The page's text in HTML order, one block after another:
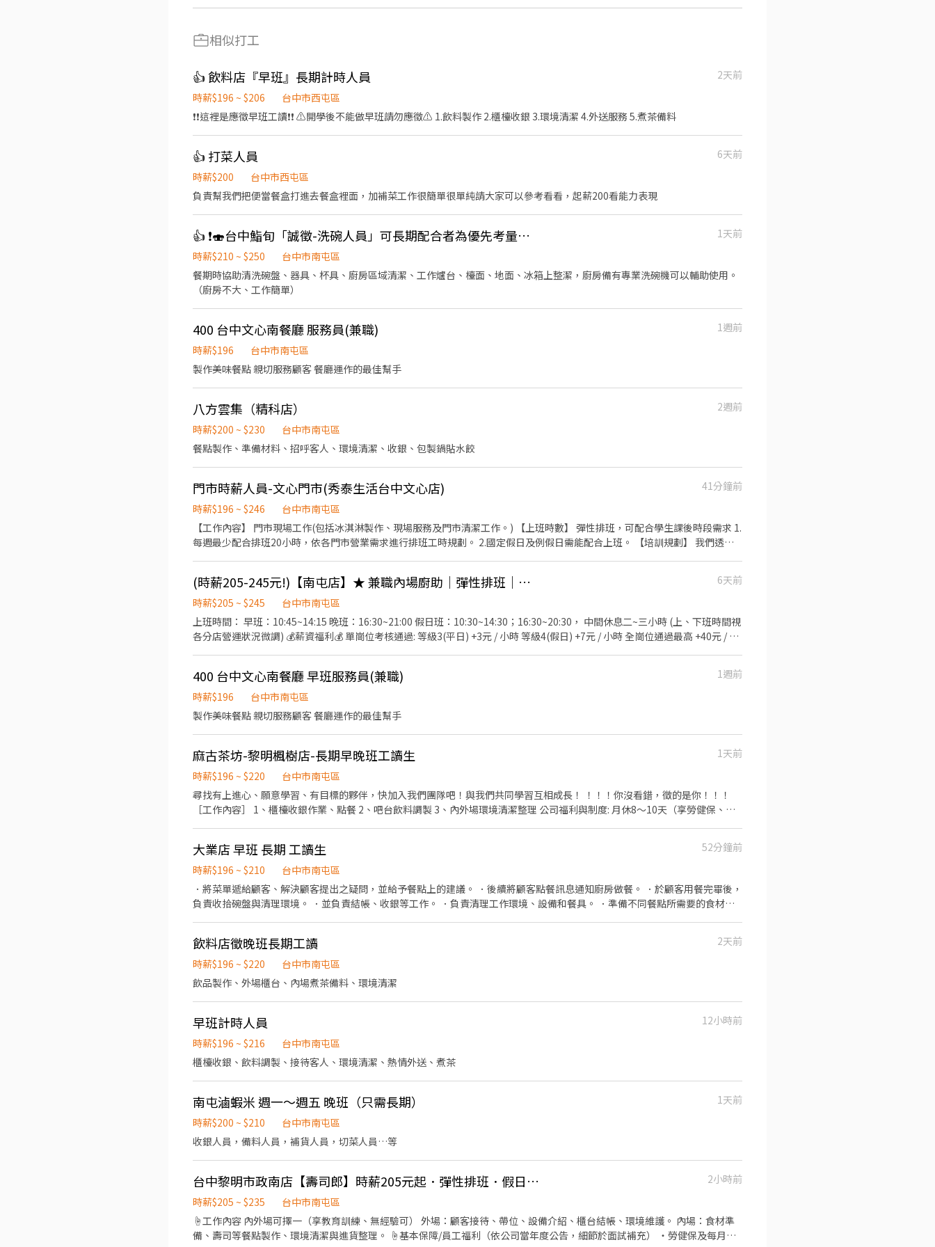
相似打工
👍 飲料店『早班』長期計時人員
2天前
時薪$196 ~ $206
台中市西屯區
❗️❗️這裡是應徵早班工讀❗️❗️ ⚠️開學後不能做早班請勿應徵⚠️ 1.飲料製作 2.櫃檯收銀 3.環境清潔 4.外送服務 5.煮茶備料
👍 打菜人員
6天前
時薪$200
台中市西屯區
負責幫我們把便當餐盒打進去餐盒裡面，加補菜工作很簡單很單純請大家可以參考看看，起薪200看能力表現
👍 ❗️🍣台中鮨旬「誠徵-洗碗人員」可長期配合者為優先考量。（週日、週一店休）
1天前
時薪$210 ~ $250
台中市南屯區
餐期時協助清洗碗盤、器具、杯具、廚房區域清潔、工作爐台、檯面、地面、冰箱上整潔，廚房備有專業洗碗機可以輔助使用。
（廚房不大、工作簡單）
400 台中文心南餐廳 服務員(兼職)
1週前
時薪$196
台中市南屯區
製作美味餐點 親切服務顧客 餐廳運作的最佳幫手
八方雲集（精科店）
2週前
時薪$200 ~ $230
台中市南屯區
餐點製作、準備材料、招呼客人、環境清潔、收銀、包製鍋貼水餃
門市時薪人員-文心門市(秀泰生活台中文心店)
41分鐘前
時薪$196 ~ $246
台中市南屯區
【工作內容】 門市現場工作(包括冰淇淋製作、現場服務及門市清潔工作。) 【上班時數】 彈性排班，可配合學生課後時段需求 1.
每週最少配合排班20小時，依各門市營業需求進行排班工時規劃。 2.國定假日及例假日需能配合上班。 【培訓規劃】 我們透過
保險、退休金提撥6% 2.休假制度：特休假、育嬰假、陪產假、家庭照顧假、生理假等等 3.健康相關：年度員工健檢(不含新進人
員體檢) 4.其他：上班免費享用冰淇淋、員工折扣、生日福利、三節禮金(品)、福委會福利
(時薪205-245元!)【南屯店】★ 兼職內場廚助｜彈性排班｜無經驗可｜復職同仁、寒暑假打工
6天前
時薪$205 ~ $245
台中市南屯區
上班時間： 早班：10:45~14:15 晚班：16:30~21:00 假日班：10:30~14:30；16:30~20:30， 中間休息二~三小時 (上、下班時間視
各分店營運狀況微調) 💰薪資福利💰 單崗位考核通過: 等級3(平日) +3元 / 小時 等級4(假日) +7元 / 小時 全崗位通過最高 +40元 / 小
備料：餐點備製、材料備製、出餐。 三台：煎烤炸物餐點製作、肉品食材處理及擺盤、小菜食材處裡、出餐。 丼飯：丼飯餐點處
理及擺盤、配料食材處裡、出餐。 炸牛排：炸牛排餐點處理及擺盤、牛肉處理、出餐。 福利制度： 1.上班供餐 2.員工&親友用餐
優惠 3.崗位加給
400 台中文心南餐廳 早班服務員(兼職)
1週前
時薪$196
台中市南屯區
製作美味餐點 親切服務顧客 餐廳運作的最佳幫手
麻古茶坊-黎明楓樹店-長期早晚班工讀生
1天前
時薪$196 ~ $220
台中市南屯區
尋找有上進心、願意學習、有目標的夥伴，快加入我們團隊吧！與我們共同學習互相成長！ ！！！你沒看錯，徵的是你！！！
［工作內容］ 1、櫃檯收銀作業、點餐 2、吧台飲料調製 3、內外場環境清潔整理 公司福利與制度: 月休8～10天（享勞健保、勞
大業店 早班 長期 工讀生
52分鐘前
時薪$196 ~ $210
台中市南屯區
．將菜單遞給顧客、解決顧客提出之疑問，並給予餐點上的建議。 ．後續將顧客點餐訊息通知廚房做餐。 ．於顧客用餐完畢後，
負責收拾碗盤與清理環境。 ．並負責結帳、收銀等工作。 ．負責清理工作環境、設備和餐具。 ．準備不同餐點所需要的食材。
飲料店徵晚班長期工讀
2天前
時薪$196 ~ $220
台中市南屯區
飲品製作、外場櫃台、內場煮茶備料、環境清潔
早班計時人員
12小時前
時薪$196 ~ $216
台中市南屯區
櫃檯收銀、飲料調製、接待客人、環境清潔、熱情外送、煮茶
南屯滷蝦米 週一～週五 晚班（只需長期）
1天前
時薪$200 ~ $210
台中市南屯區
收銀人員，備料人員，補貨人員，切菜人員…等
台中黎明市政南店【壽司郎】時薪205元起．彈性排班．假日班也ok
2小時前
時薪$205 ~ $235
台中市南屯區
☝工作內容 內外場可擇一（享教育訓練、無經驗可） 外場：顧客接待、帶位、設備介紹、櫃台結帳、環境維護。 內場：食材準
備、壽司等餐點製作、環境清潔與進貨整理。 ☝基本保障/員工福利（依公司當年度公告，細節於面試補充） ・勞健保及每月提